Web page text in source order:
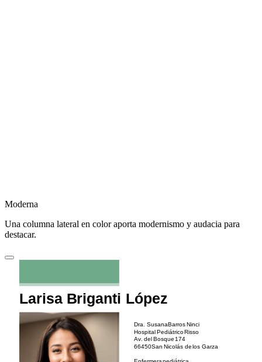
Moderna
Una columna lateral en color aporta modernismo y audacia para
destacar.